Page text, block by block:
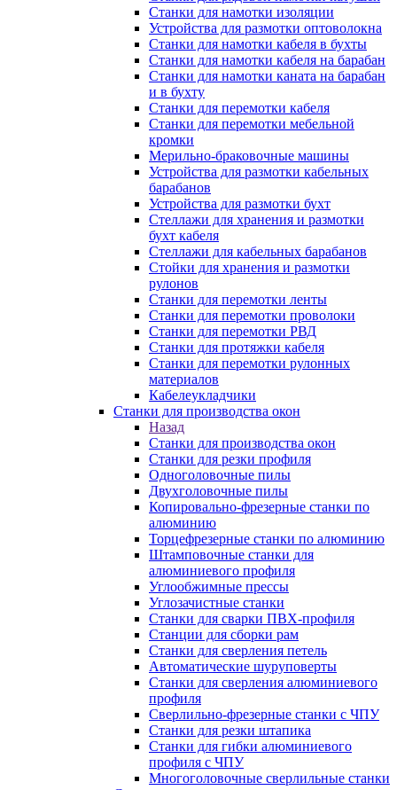
Станки для намотки изоляции
Устройства для размотки оптоволокна
Станки для намотки кабеля в бухты
Станки для намотки кабеля на барабан
Станки для намотки каната на барабан
и в бухту
Станки для перемотки кабеля
Станки для перемотки мебельной
кромки
Мерильно-браковочные машины
Устройства для размотки кабельных
барабанов
Устройства для размотки бухт
Стеллажи для хранения и размотки
бухт кабеля
Стеллажи для кабельных барабанов
Стойки для хранения и размотки
рулонов
Станки для перемотки ленты
Станки для перемотки проволоки
Станки для перемотки РВД
Станки для протяжки кабеля
Станки для перемотки рулонных
материалов
Кабелеукладчики
Станки для производства окон
Назад
Станки для производства окон
Станки для резки профиля
Одноголовочные пилы
Двухголовочные пилы
Копировально-фрезерные станки по
алюминию
Торцефрезерные станки по алюминию
Штамповочные станки для
алюминиевого профиля
Углообжимные прессы
Углозачистные станки
Станки для сварки ПВХ-профиля
Станции для сборки рам
Станки для сверления петель
Автоматические шуруповерты
Станки для сверления алюминиевого
профиля
Сверлильно-фрезерные станки с ЧПУ
Станки для резки штапика
Станки для гибки алюминиевого
профиля с ЧПУ
Многоголовочные сверлильные станки